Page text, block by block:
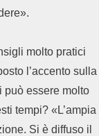
molto pratici
l’accento sulla
può essere molto
tempi? «L’ampia
Si è diffuso il